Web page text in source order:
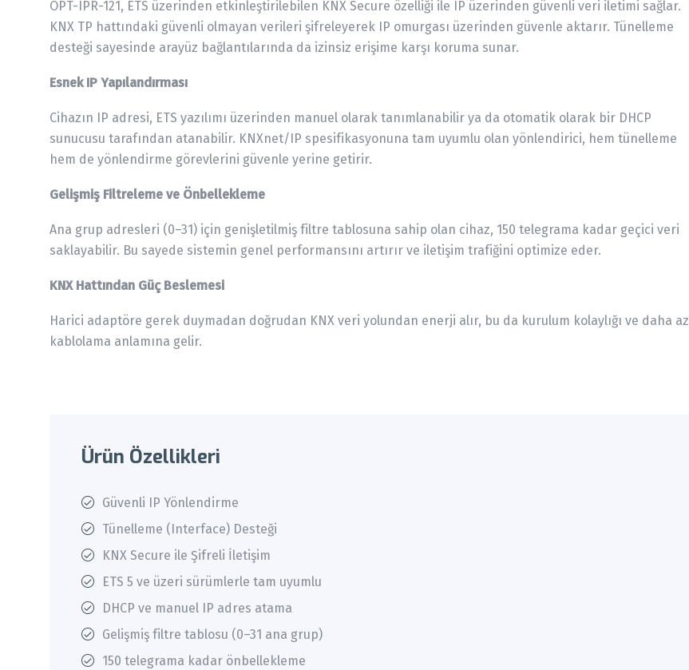
OPT-IPR-121, ETS üzerinden etkinleştirilebilen KNX Secure özelliği ile IP üzerinden güvenli veri iletimi sağlar.
KNX TP hattındaki güvenli olmayan verileri şifreleyerek IP omurgası üzerinden güvenle aktarır. Tünelleme
desteği sayesinde arayüz bağlantılarında da izinsiz erişime karşı koruma sunar.
Esnek IP Yapılandırması
Cihazın IP adresi, ETS yazılımı üzerinden manuel olarak tanımlanabilir ya da otomatik olarak bir DHCP
sunucusu tarafından atanabilir. KNXnet/IP spesifikasyonuna tam uyumlu olan yönlendirici, hem tünelleme
hem de yönlendirme görevlerini güvenle yerine getirir.
Gelişmiş Filtreleme ve Önbellekleme
Ana grup adresleri (0–31) için genişletilmiş filtre tablosuna sahip olan cihaz, 150 telegrama kadar geçici veri
saklayabilir. Bu sayede sistemin genel performansını artırır ve iletişim trafiğini optimize eder.
KNX Hattından Güç Beslemesi
Harici adaptöre gerek duymadan doğrudan KNX veri yolundan enerji alır, bu da kurulum kolaylığı ve daha az
kablolama anlamına gelir.
Ürün Özellikleri
Güvenli IP Yönlendirme
Tünelleme (Interface) Desteği
KNX Secure ile Şifreli İletişim
ETS 5 ve üzeri sürümlerle tam uyumlu
DHCP ve manuel IP adres atama
Gelişmiş filtre tablosu (0–31 ana grup)
150 telegrama kadar önbellekleme